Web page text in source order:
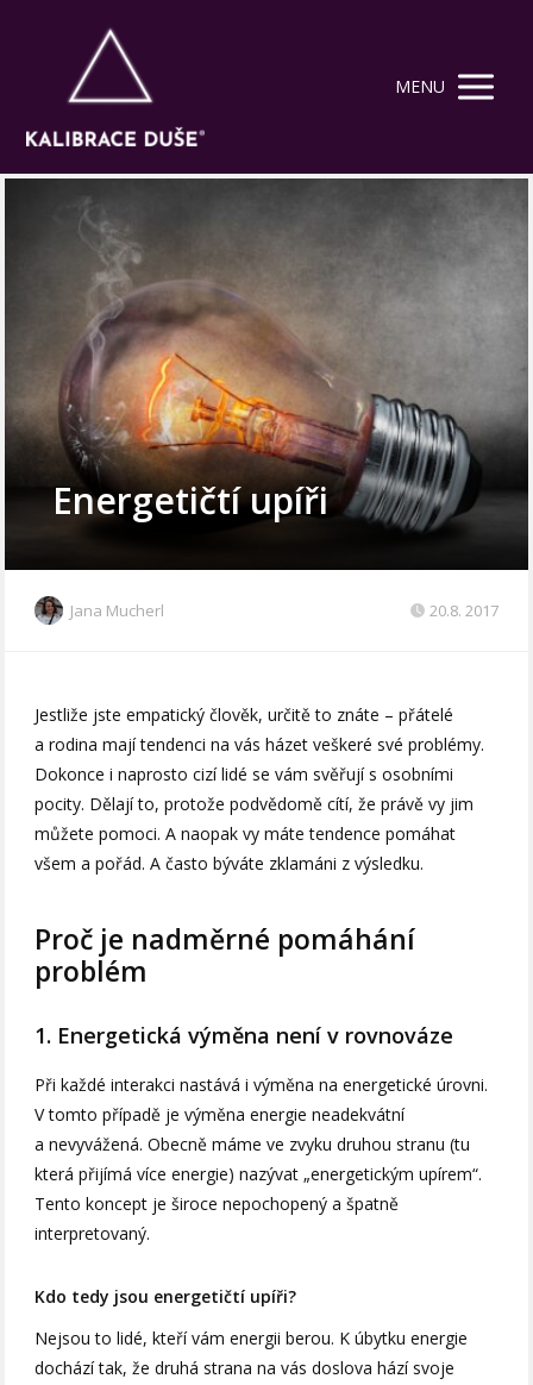
MENU
Energetičtí upíři
Jana Mucherl 20.8. 2017
Jestliže jste empatický člověk, určitě to znáte – přátelé
a rodina mají tendenci na vás házet veškeré své problémy.
Dokonce i naprosto cizí lidé se vám svěřují s osobními
pocity. Dělají to, protože podvědomě cítí, že právě vy jim
můžete pomoci. A naopak vy máte tendence pomáhat
všem a pořád. A často býváte zklamáni z výsledku.
Proč je nadměrné pomáhání
problém
1. Energetická výměna není v rovnováze
Při každé interakci nastává i výměna na energetické úrovni.
V tomto případě je výměna energie neadekvátní
a nevyvážená. Obecně máme ve zvyku druhou stranu (tu
která přijímá více energie) nazývat „energetickým upírem“.
Tento koncept je široce nepochopený a špatně
interpretovaný.
Kdo tedy jsou energetičtí upíři?
Nejsou to lidé, kteří vám energii berou. K úbytku energie
dochází tak, že druhá strana na vás doslova hází svoje